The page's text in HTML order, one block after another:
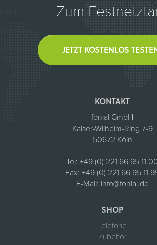
Zum
JETZT KOSTENLOS
KONTAKT
fonial GmbH
Kaiser-Wilhelm-Ring 7-9
50672 Köln
Tel: +49 (0) 221 66 95 11
Fax: +49 (0) 221 66 95 11
E-Mail: info@fonial.de
SHOP
Telefone
Zubehör